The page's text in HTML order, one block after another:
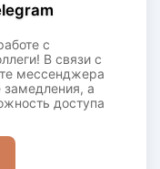
с
В связи с
мессенджера
замедления, а
доступа